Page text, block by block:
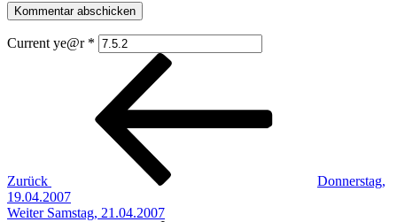
Current ye@r *
Beitragsnavigation
Zurück
Donnerstag,
19.04.2007
Nächster
Weiter Samstag, 21.04.2007